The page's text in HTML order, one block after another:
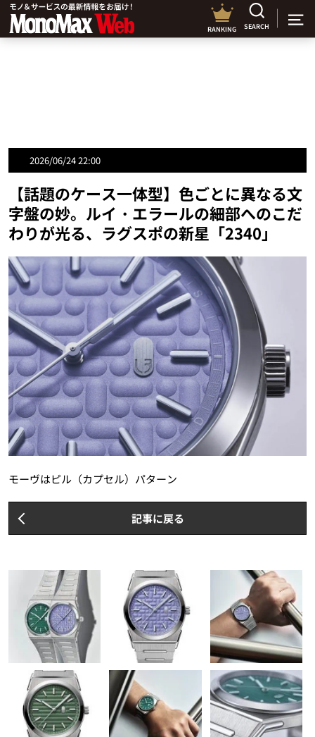
RANKING SEARCH
2026/06/24 22:00
【話題のケース一体型】色ごとに異なる文
字盤の妙。ルイ・エラールの細部へのこだ
わりが光る、ラグスポの新星「2340」
モーヴはピル（カプセル）パターン
記事に戻る